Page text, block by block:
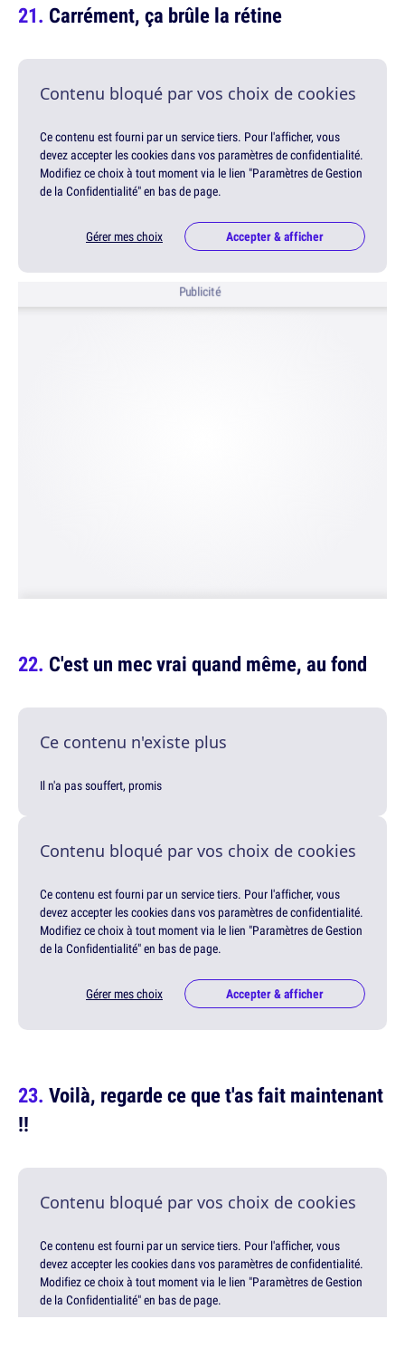
Carrément, ça brûle la rétine
Contenu bloqué par vos choix de cookies
Ce contenu est fourni par un service tiers. Pour l'afficher, vous
devez accepter les cookies dans vos paramètres de confidentialité.
Modifiez ce choix à tout moment via le lien "Paramètres de Gestion
de la Confidentialité" en bas de page.
Gérer mes choix Accepter & afficher
Publicité
C'est un mec vrai quand même, au fond
Ce contenu n'existe plus
Il n'a pas souffert, promis
Contenu bloqué par vos choix de cookies
Ce contenu est fourni par un service tiers. Pour l'afficher, vous
devez accepter les cookies dans vos paramètres de confidentialité.
Modifiez ce choix à tout moment via le lien "Paramètres de Gestion
de la Confidentialité" en bas de page.
Gérer mes choix Accepter & afficher
Voilà, regarde ce que t'as fait maintenant
!!
Contenu bloqué par vos choix de cookies
Ce contenu est fourni par un service tiers. Pour l'afficher, vous
devez accepter les cookies dans vos paramètres de confidentialité.
Modifiez ce choix à tout moment via le lien "Paramètres de Gestion
de la Confidentialité" en bas de page.